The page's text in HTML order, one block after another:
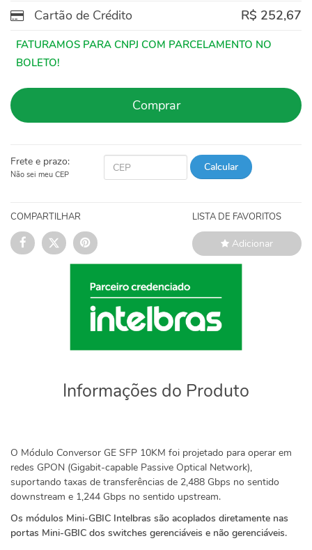
Cartão de Crédito
R$ 252,67
Comprar
Frete e prazo:
Não sei meu CEP
Calcular
COMPARTILHAR LISTA DE FAVORITOS
Adicionar
Informações do Produto
O Módulo Conversor GE SFP 10KM foi projetado para operar em
redes GPON (Gigabit-capable Passive Optical Network),
suportando taxas de transferências de 2,488 Gbps no sentido
downstream e 1,244 Gbps no sentido upstream.
Os módulos Mini-GBIC Intelbras são acoplados diretamente nas
portas Mini-GBIC dos switches gerenciáveis e não gerenciáveis.